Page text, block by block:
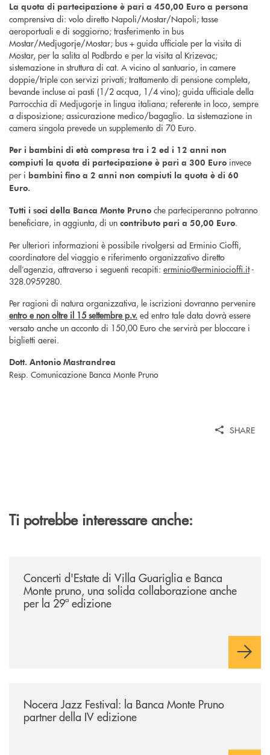
La quota di partecipazione è pari a 450,00 Euro a persona
comprensiva di: volo diretto Napoli/Mostar/Napoli; tasse
aeroportuali e di soggiorno; trasferimento in bus
Mostar/Medjugorje/Mostar; bus + guida ufficiale per la visita di
Mostar, per la salita al Podbrdo e per la visita al Krizevac;
sistemazione in struttura di cat. A vicino al santuario, in camere
doppie/triple con servizi privati; trattamento di pensione completa,
bevande incluse ai pasti (1/2 acqua, 1/4 vino); guida ufficiale della
Parrocchia di Medjugorje in lingua italiana; referente in loco, sempre
a disposizione; assicurazione medico/bagaglio. La sistemazione in
camera singola prevede un supplemento di 70 Euro.
Per i bambini di età compresa tra i 2 ed i 12 anni non
compiuti la quota di partecipazione è pari a 300 Euro invece
per i bambini fino a 2 anni non compiuti la quota è di 60
Euro.
Tutti i soci della Banca Monte Pruno che parteciperanno potranno
beneficiare, in aggiunta, di un contributo pari a 50,00 Euro.
Per ulteriori informazioni è possibile rivolgersi ad Erminio Cioffi,
coordinatore del viaggio e riferimento organizzativo diretto
dell’agenzia, attraverso i seguenti recapiti: erminio@erminiocioffi.it-
328.0959280.
Per ragioni di natura organizzativa, le iscrizioni dovranno pervenire
entro e non oltre il 15 settembre p.v. ed entro tale data dovrà essere
versato anche un acconto di 150,00 Euro che servirà per bloccare i
biglietti aerei.
Dott. Antonio Mastrandrea
Resp. Comunicazione Banca Monte Pruno
SHARE
Ti potrebbe interessare anche:
Concerti d'Estate di Villa Guariglia e Banca
Monte pruno, una solida collaborazione anche
per la 29ª edizione
Nocera Jazz Festival: la Banca Monte Pruno
partner della IV edizione